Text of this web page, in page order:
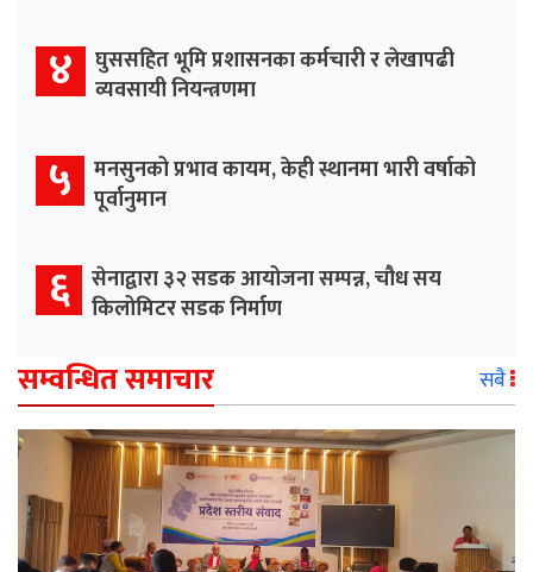
४ घुससहित भूमि प्रशासनका कर्मचारी र लेखापढी
व्यवसायी नियन्त्रणमा
५ मनसुनको प्रभाव कायम, केही स्थानमा भारी वर्षाको
पूर्वानुमान
६ सेनाद्वारा ३२ सडक आयोजना सम्पन्न, चौध सय
किलोमिटर सडक निर्माण
सम्वन्धित समाचार सबै